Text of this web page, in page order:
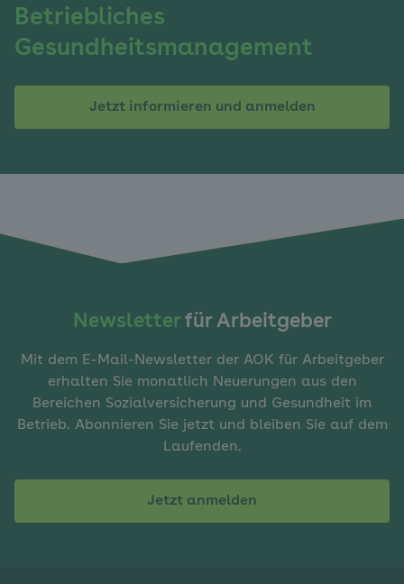
Betriebliches
Gesundheitsmanagement
Jetzt informieren und anmelden
Newsletterfür Arbeitgeber
Mit dem E-Mail-Newsletter der AOK für Arbeitgeber
erhalten Sie monatlich Neuerungen aus den
Bereichen Sozialversicherung und Gesundheit im
Betrieb. Abonnieren Sie jetzt und bleiben Sie auf dem
Laufenden.
Jetzt anmelden